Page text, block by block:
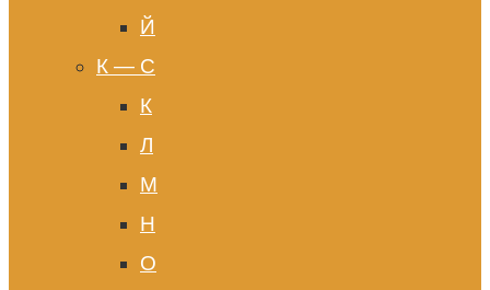
Й
К — С
К
Л
М
Н
О